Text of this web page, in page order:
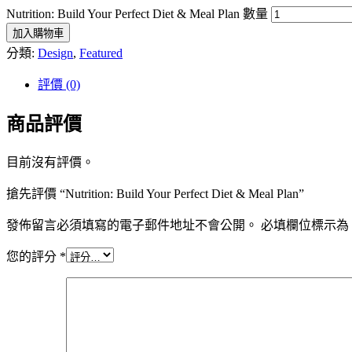
Nutrition: Build Your Perfect Diet & Meal Plan 數量
加入購物車
分類: Design, Featured
評價 (0)
商品評價
目前沒有評價。
搶先評價 “Nutrition: Build Your Perfect Diet & Meal Plan”
發佈留言必須填寫的電子郵件地址不會公開。 必填欄位標示為
您的評分 *